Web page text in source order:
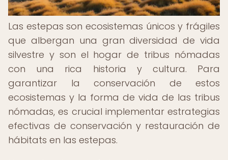
Las estepas son ecosistemas únicos y frágiles
que albergan una gran diversidad de vida
silvestre y son el hogar de tribus nómadas
con una rica historia y cultura. Para
garantizar la conservación de estos
ecosistemas y la forma de vida de las tribus
nómadas, es crucial implementar estrategias
efectivas de conservación y restauración de
hábitats en las estepas.